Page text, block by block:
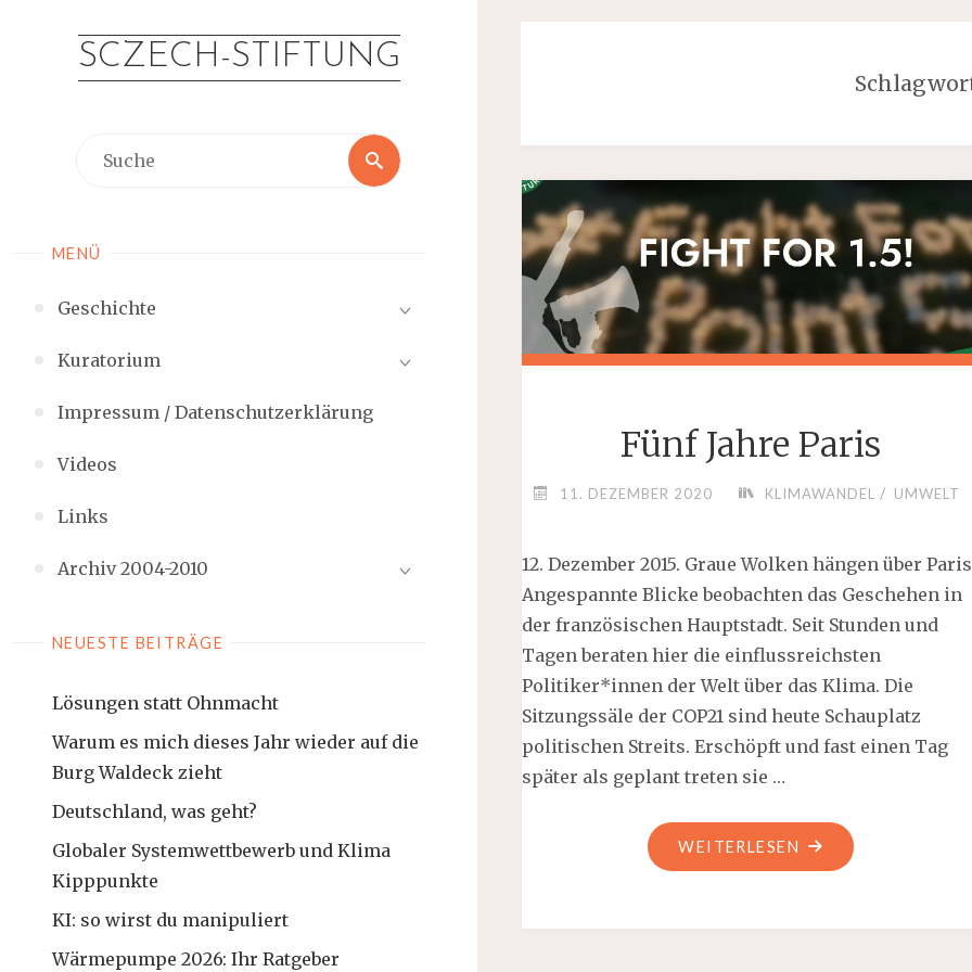
springenSCZECH-STIFTUNG
Suche
Suche
MENÜ
Geschichte
Kuratorium
Impressum / Datenschutzerklärung
Videos
Links
Archiv 2004-2010
NEUESTE BEITRÄGE
Lösungen statt Ohnmacht
Warum es mich dieses Jahr wieder auf die
Burg Waldeck zieht
Deutschland, was geht?
Globaler Systemwettbewerb und Klima
Kipppunkte
KI: so wirst du manipuliert
Wärmepumpe 2026: Ihr Ratgeber
Fünf Jahre Paris
11. DEZEMBER 2020 KLIMAWANDEL / UMWELT
12. Dezember 2015. Graue Wolken hängen über
Angespannte Blicke beobachten das Geschehen in
der französischen Hauptstadt. Seit Stunden und
Tagen beraten hier die einflussreichsten
Politiker*innen der Welt über das Klima. Die
Sitzungssäle der COP21 sind heute Schauplatz
politischen Streits. Erschöpft und fast einen Tag
später als geplant treten sie …
WEITERLESEN "FÜNF
JAHRE